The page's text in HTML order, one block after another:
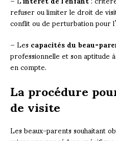
refuser ou limiter le droit de
conflit ou de perturbation pour
– Lescapacités du beau-
professionnelle et son aptitude
en compte.
La procédure
de visite
Les beaux-parents souhaitant